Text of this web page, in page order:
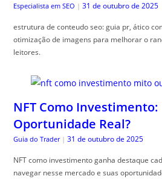
Especialista em SEO | 31 de outubro de 2025
estrutura de conteudo seo: guia pr, ático
otimização de imagens para melhorar o
leitores.
NFT Como
Oportunidade Real?
Guia do Trader | 31 de outubro de 2025
NFT como investimento ganha destaque
navegar nesse mercado e suas